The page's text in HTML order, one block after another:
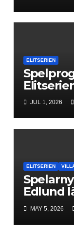
ELITSERIEN
JUL 1, 2026
ELITSERIEN
Edlund
ett år i
MAY 5, 2026